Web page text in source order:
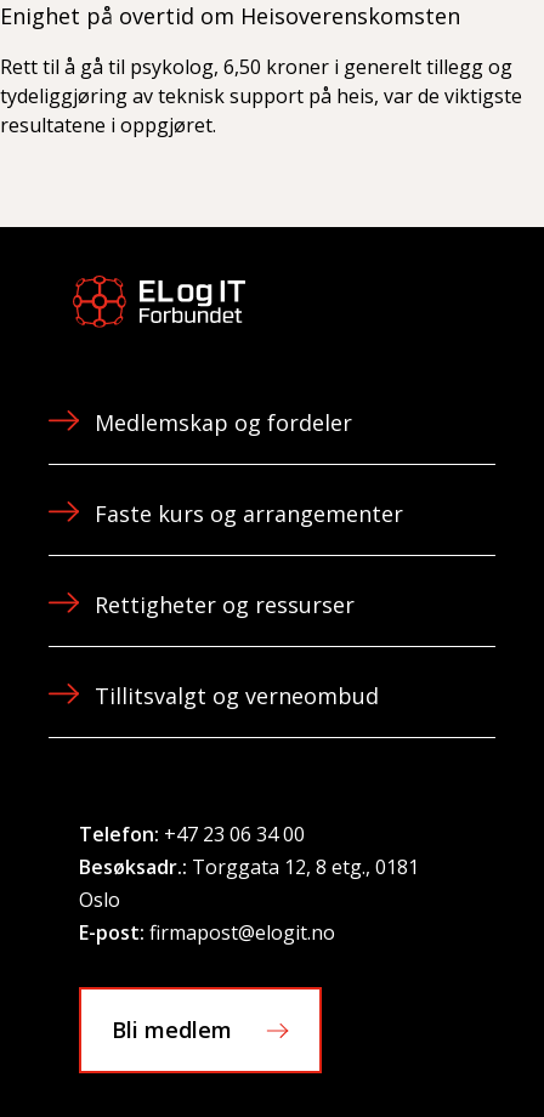
Enighet på overtid om Heisoverenskomsten
Rett til å gå til psykolog, 6,50 kroner i generelt tillegg og
tydeliggjøring av teknisk support på heis, var de viktigste
resultatene i oppgjøret.
Medlemskap og fordeler
Faste kurs og arrangementer
Rettigheter og ressurser
Tillitsvalgt og verneombud
Telefon: +47 23 06 34 00
Besøksadr.: Torggata 12, 8 etg., 0181
Oslo
E-post: firmapost@elogit.no
Bli medlem